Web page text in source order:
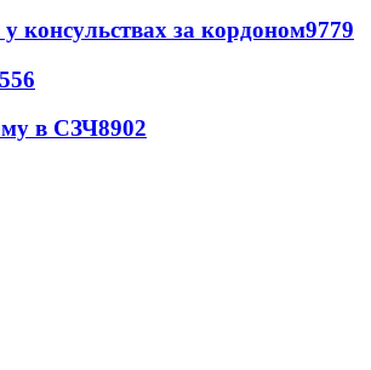
консульствах за кордоном9779
в СЗЧ8902